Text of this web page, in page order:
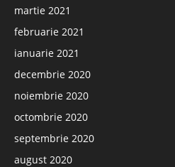
martie 2021
februarie 2021
ianuarie 2021
decembrie 2020
noiembrie 2020
octombrie 2020
septembrie 2020
august 2020